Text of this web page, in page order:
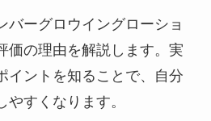
バーグロウイングローショ
価の理由を解説します。実
イントを知ることで、自分
すくなります。